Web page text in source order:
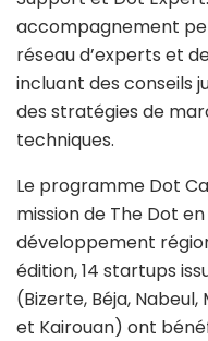
accompagnement
réseau d’experts et
incluant des conseils
des stratégies de
techniques.
Le programme Dot
mission de The Dot
développement
édition, 14 startups
(Bizerte, Béja,
et Kairouan) ont